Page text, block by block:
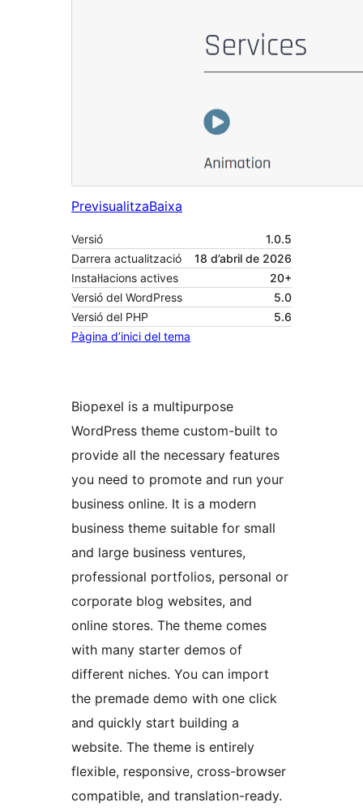
PrevisualitzaBaixa
Versió
1.0.5
Darrera actualització
18 d’abril de 2026
Instal·lacions actives
20+
Versió del WordPress
5.0
Versió del PHP
5.6
Pàgina d’inici del tema
Biopexel is a multipurpose
WordPress theme custom-built to
provide all the necessary features
you need to promote and run your
business online. It is a modern
business theme suitable for small
and large business ventures,
professional portfolios, personal or
corporate blog websites, and
online stores. The theme comes
with many starter demos of
different niches. You can import
the premade demo with one click
and quickly start building a
website. The theme is entirely
flexible, responsive, cross-browser
compatible, and translation-ready.